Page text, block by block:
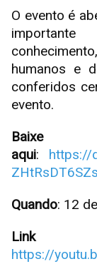
O evento é
humanos e
conferidos
evento.
aqui: https://
Quando: 12
Link
https://